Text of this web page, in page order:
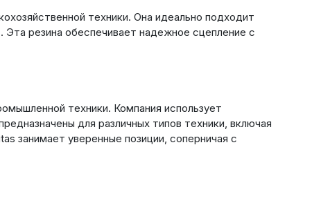
техники. Она идеально подходит
Эта резина обеспечивает надежное сцепление с
техники. Компания использует
для различных типов техники, включая
занимает уверенные позиции, соперничая с